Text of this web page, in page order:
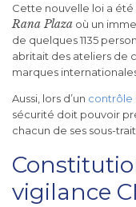
Cette nouvelle loi a
Rana Plaza où un
de quelques 1135
abritait des ateliers de
marques
Aussi, lors d’un contrôle
sécurité doit pouvoir
chacun de ses sous-
vigilance